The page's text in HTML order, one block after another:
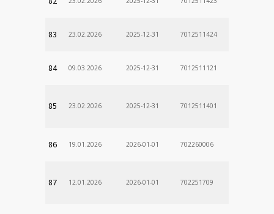
83 23.02.2026 2025-12-31 7012511424
84 09.03.2026 2025-12-31 7012511121
85 23.02.2026 2025-12-31 7012511401
86 19.01.2026 2026-01-01 702260006
87 12.01.2026 2026-01-01 702251709